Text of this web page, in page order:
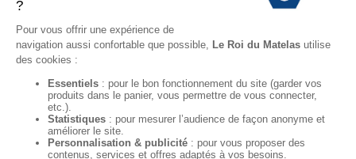
Conditions Générales de vente magasin
Mentions Légales
Données personnelles
Codes promo Le Roi du Matelas